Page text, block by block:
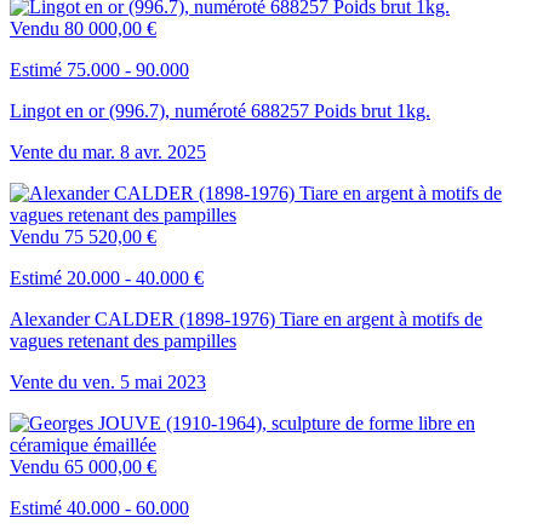
Vendu 80 000,00 €
Estimé 75.000 - 90.000
Lingot en or (996.7), numéroté 688257 Poids brut 1kg.
Vente du mar. 8 avr. 2025
Vendu 75 520,00 €
Estimé 20.000 - 40.000 €
Alexander CALDER (1898-1976) Tiare en argent à motifs de
vagues retenant des pampilles
Vente du ven. 5 mai 2023
Vendu 65 000,00 €
Estimé 40.000 - 60.000